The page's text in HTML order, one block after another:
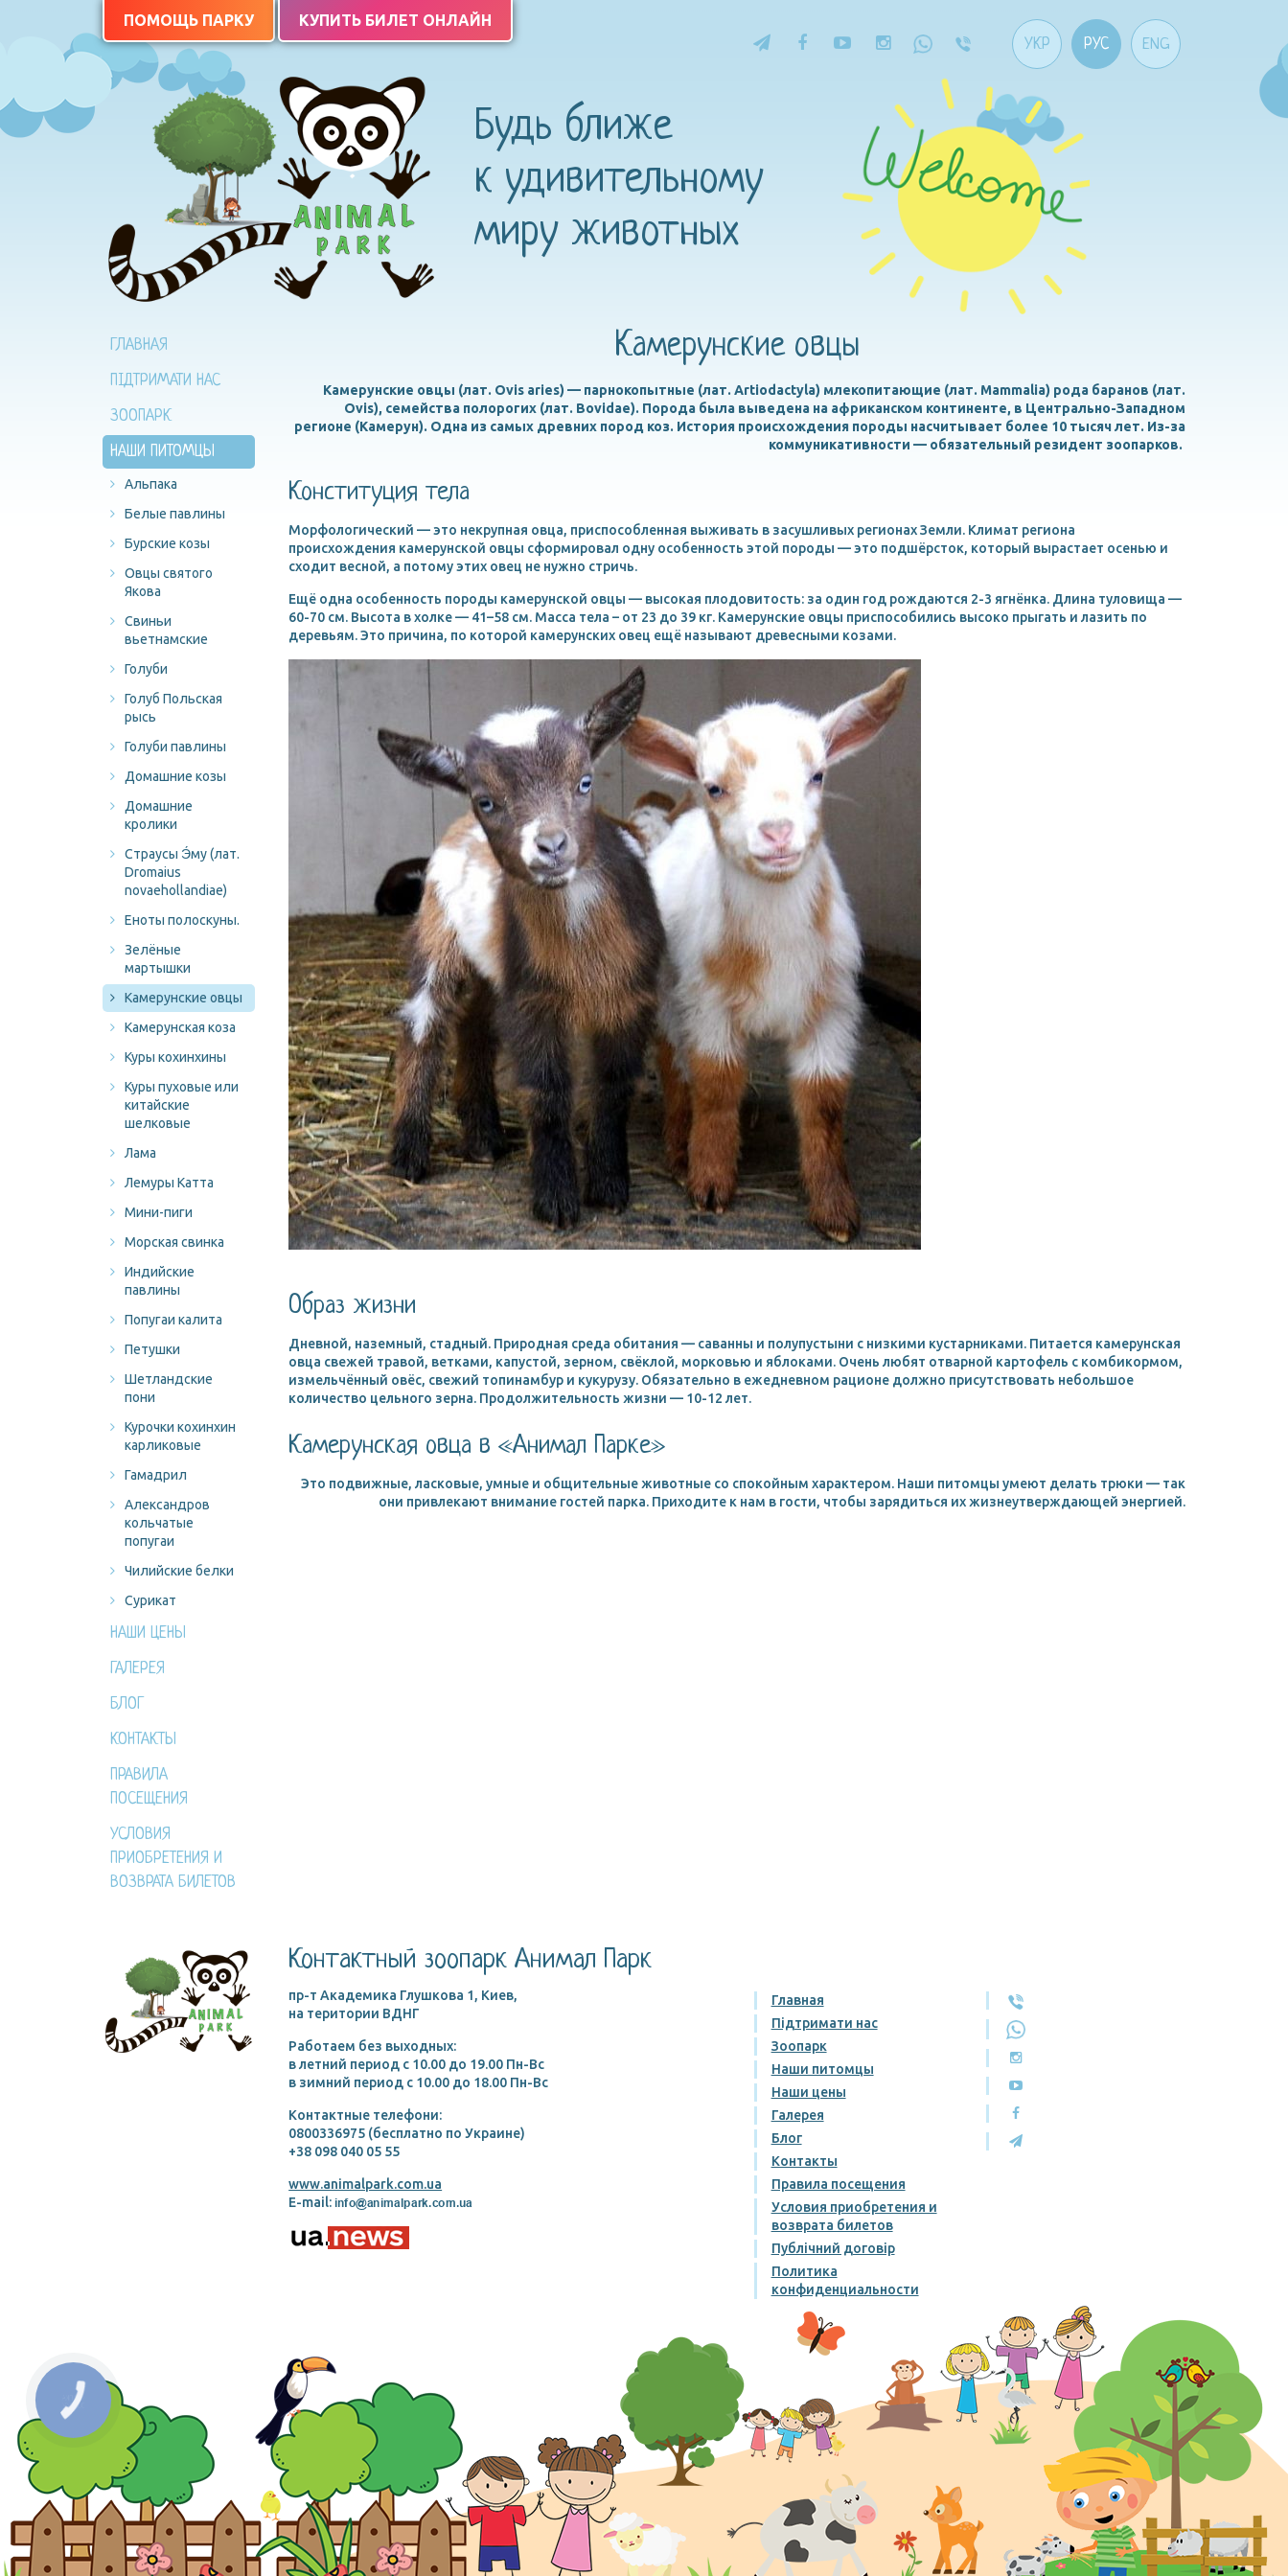
ПОМОЩЬ ПАРКУ КУПИТЬ БИЛЕТ ОНЛАЙН
ENG
РУС
УКР
Будь ближе
к удивительному
миру животных
ГЛАВНАЯ
ПІДТРИМАТИ НАС
ЗООПАРК
НАШИ ПИТОМЦЫ
Альпака
Белые павлины
Бурские козы
Овцы святого
Якова
Свиньи
вьетнамские
Голуби
Голуб Польская
рысь
Голуби павлины
Домашние козы
Домашние
кролики
Страусы Э́му (лат.
Dromaius
novaehollandiae)
Еноты полоскуны.
Зелёные
мартышки
Камерунские овцы
Камерунская коза
Куры кохинхины
Куры пуховые или
китайские
шелковые
Лама
Лемуры Катта
Мини-пиги
Морская свинка
Индийские
павлины
Попугаи калита
Петушки
Шетландские
пони
Курочки кохинхин
карликовые
Гамадрил
Александров
кольчатые
попугаи
Чилийские белки
Сурикат
НАШИ ЦЕНЫ
ГАЛЕРЕЯ
БЛОГ
КОНТАКТЫ
ПРАВИЛА
ПОСЕЩЕНИЯ
УСЛОВИЯ
ПРИОБРЕТЕНИЯ И
ВОЗВРАТА БИЛЕТОВ
Камерунские овцы
Камерунские овцы (лат. Ovis aries) — парнокопытные (лат. Artiodactyla) млекопитающие (лат. Mammalia) рода баранов (лат.
Ovis), семейства полорогих (лат. Bovidae). Порода была выведена на африканском континенте, в Центрально-Западном
регионе (Камерун). Одна из самых древних пород коз. История происхождения породы насчитывает более 10 тысяч лет. Из-за
коммуникативности — обязательный резидент зоопарков.
Конституция тела
Морфологический — это некрупная овца, приспособленная выживать в засушливых регионах Земли. Климат региона
происхождения камерунской овцы сформировал одну особенность этой породы — это подшёрсток, который вырастает осенью и
сходит весной, а потому этих овец не нужно стричь.
Ещё одна особенность породы камерунской овцы — высокая плодовитость: за один год рождаются 2-3 ягнёнка. Длина туловища —
60-70 см. Высота в холке — 41–58 см. Масса тела – от 23 до 39 кг. Камерунские овцы приспособились высоко прыгать и лазить по
деревьям. Это причина, по которой камерунских овец ещё называют древесными козами.
Образ жизни
Дневной, наземный, стадный. Природная среда обитания — саванны и полупустыни с низкими кустарниками. Питается камерунская
овца свежей травой, ветками, капустой, зерном, свёклой, морковью и яблоками. Очень любят отварной картофель с комбикормом,
измельчённый овёс, свежий топинамбур и кукурузу. Обязательно в ежедневном рационе должно присутствовать небольшое
количество цельного зерна. Продолжительность жизни — 10-12 лет.
Камерунская овца в «Анимал Парке»
Это подвижные, ласковые, умные и общительные животные со спокойным характером. Наши питомцы умеют делать трюки — так
они привлекают внимание гостей парка. Приходите к нам в гости, чтобы зарядиться их жизнеутверждающей энергией.
Контактный зоопарк Анимал Парк
пр-т Академика Глушкова 1, Киев,
на територии ВДНГ
Работаем без выходных:
в летний период c 10.00 до 19.00 Пн-Вс
в зимний период c 10.00 до 18.00 Пн-Вс
Контактные телефони:
0800336975 (бесплатно по Украине)
+38 098 040 05 55
www.animalpark.com.ua
E-mail:
Главная
Підтримати нас
Зоопарк
Наши питомцы
Наши цены
Галерея
Блог
Контакты
Правила посещения
Условия приобретения и
возврата билетов
Публічний договір
Политика
конфиденциальности